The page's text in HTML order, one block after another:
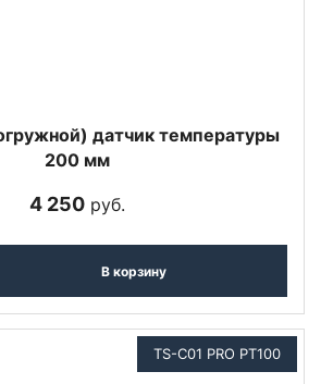
датчик температуры
200 мм
4 250 руб.
В корзину
TS-C01 PRO PT100